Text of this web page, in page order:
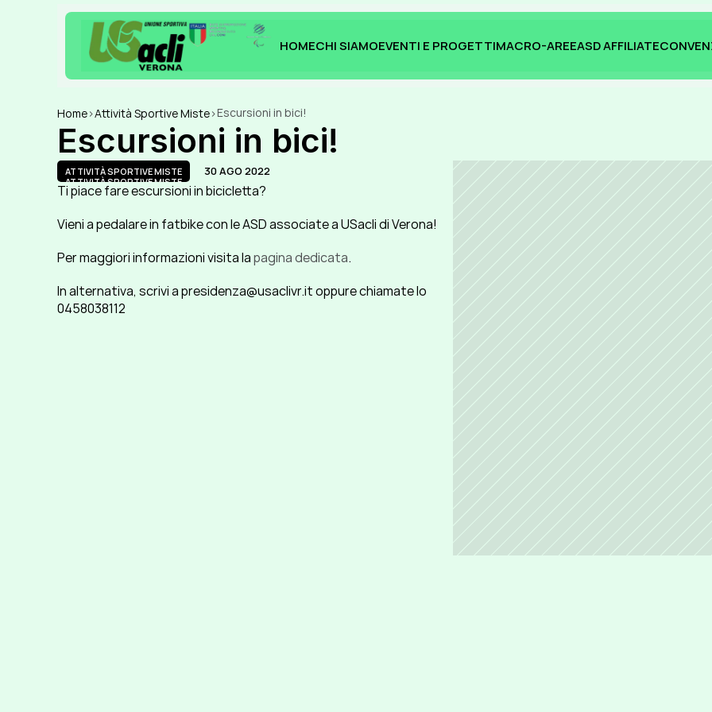
HOMECHI SIAMOEVENTI E PROGETTIMACRO-AREEASD AFFILIATE
Home>Attività Sportive Miste>Escursioni in bici!
Escursioni in bici!
ATTIVITÀ SPORTIVE MISTE
ATTIVITÀ SPORTIVE MISTE
30 AGO 2022
Ti piace fare escursioni in bicicletta?
Vieni a pedalare in fatbike con le ASD associate a USacli di Verona!
Per maggiori informazioni visita la pagina dedicata.
In alternativa, scrivi a presidenza@usaclivr.it oppure chiamate lo
0458038112